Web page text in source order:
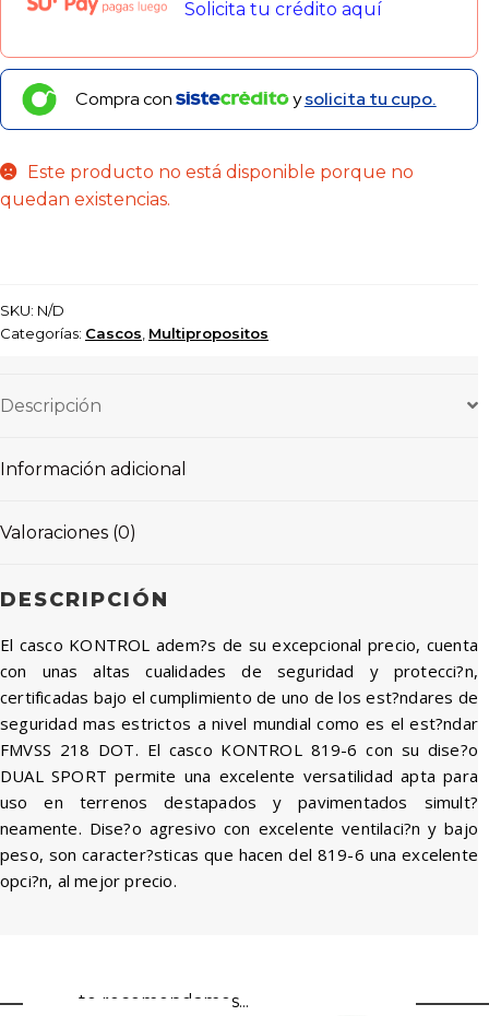
Solicita tu crédito aquí
Compra con ysolicita tu cupo.
Este producto no está disponible porque no
quedan existencias.
SKU: N/D
Categorías: Cascos Multipropositos
Descripción
Información adicional
Valoraciones (0)
DESCRIPCIÓN
El casco KONTROL adem?s de su excepcional precio, cuenta
con unas altas cualidades de seguridad y protecci?n,
certificadas bajo el cumplimiento de uno de los est?ndares de
seguridad mas estrictos a nivel mundial como es el est?ndar
FMVSS 218 DOT. El casco KONTROL 819-6 con su dise?o
DUAL SPORT permite una excelente versatilidad apta para
uso en terrenos destapados y pavimentados simult?
neamente. Dise?o agresivo con excelente ventilaci?n y bajo
peso, son caracter?sticas que hacen del 819-6 una excelente
opci?n, al mejor precio.
te recomendamos...